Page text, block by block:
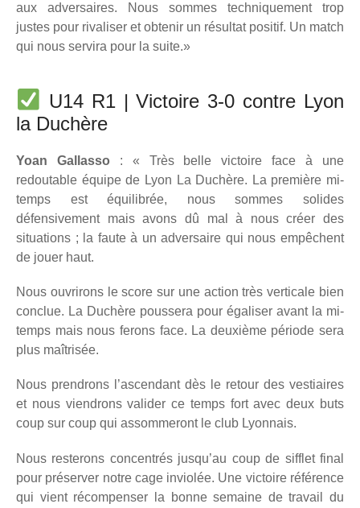
aux adversaires. Nous sommes techniquement trop
justes pour rivaliser et obtenir un résultat positif. Un match
qui nous servira pour la suite.»
U14 R1 | Victoire 3-0 contre Lyon
la Duchère
Yoan Gallasso : « Très belle victoire face à une
redoutable équipe de Lyon La Duchère. La première mi-
temps est équilibrée, nous sommes solides
défensivement mais avons dû mal à nous créer des
situations ; la faute à un adversaire qui nous empêchent
de jouer haut.
Nous ouvrirons le score sur une action très verticale bien
conclue. La Duchère poussera pour égaliser avant la mi-
temps mais nous ferons face. La deuxième période sera
plus maîtrisée.
Nous prendrons l’ascendant dès le retour des vestiaires
et nous viendrons valider ce temps fort avec deux buts
coup sur coup qui assommeront le club Lyonnais.
Nous resterons concentrés jusqu’au coup de sifflet final
pour préserver notre cage inviolée. Une victoire référence
qui vient récompenser la bonne semaine de travail du